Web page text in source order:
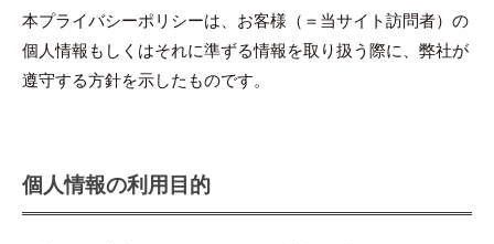
ー
2022
28
日
本プライバシーポリシーは、お客様（＝当サイト訪問者）の
個人情報もしくはそれに準ずる情報を取り扱う際に、弊社が
遵守する方針を示したものです。
個人情報の利用目的